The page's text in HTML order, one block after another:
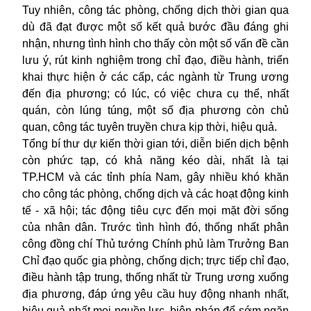
Tuy nhiên, công tác phòng, chống dịch thời gian qua
dù đã đạt được một số kết quả bước đầu đáng ghi
nhận, nhưng tình hình cho thấy còn một số vấn đề cần
lưu ý, rút kinh nghiệm trong chỉ đạo, điều hành, triển
khai thực hiện ở các cấp, các ngành từ Trung ương
đến địa phương; có lúc, có việc chưa cụ thể, nhất
quán, còn lúng túng, một số địa phương còn chủ
quan, công tác tuyên truyền chưa kịp thời, hiệu quả.
Tổng bí thư dự kiến thời gian tới, diễn biến dịch bệnh
còn phức tạp, có khả năng kéo dài, nhất là tại
TP.HCM và các tỉnh phía Nam, gây nhiều khó khăn
cho công tác phòng, chống dịch và các hoạt động kinh
tế - xã hội; tác động tiêu cực đến mọi mặt đời sống
của nhân dân. Trước tình hình đó, thống nhất phân
công đồng chí Thủ tướng Chính phủ làm Trưởng Ban
Chỉ đạo quốc gia phòng, chống dịch; trực tiếp chỉ đạo,
điều hành tập trung, thống nhất từ Trung ương xuống
địa phương, đáp ứng yêu cầu huy động nhanh nhất,